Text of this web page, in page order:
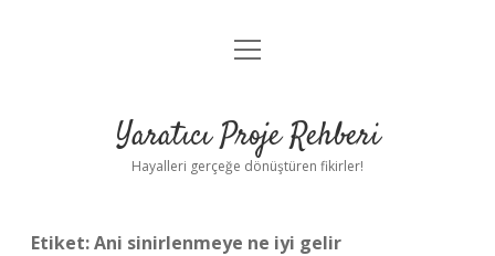
Anasayfa
Yasal Uyarı
menüyü
Yaratıcı Proje Rehberi
Hayalleri gerçeğe dönüştüren fikirler!
Etiket:Ani sinirlenmeye ne iyi gelir